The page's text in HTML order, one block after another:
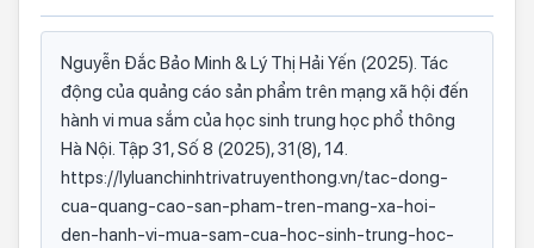
Nguyễn Đắc Bảo Minh & Lý Thị Hải Yến (2025). Tác
động của quảng cáo sản phẩm trên mạng xã hội đến
hành vi mua sắm của học sinh trung học phổ thông
Hà Nội. Tập 31, Số 8 (2025), 31(8), 14.
https://lyluanchinhtrivatruyenthong.vn/tac-dong-
cua-quang-cao-san-pham-tren-mang-xa-hoi-
den-hanh-vi-mua-sam-cua-hoc-sinh-trung-hoc-